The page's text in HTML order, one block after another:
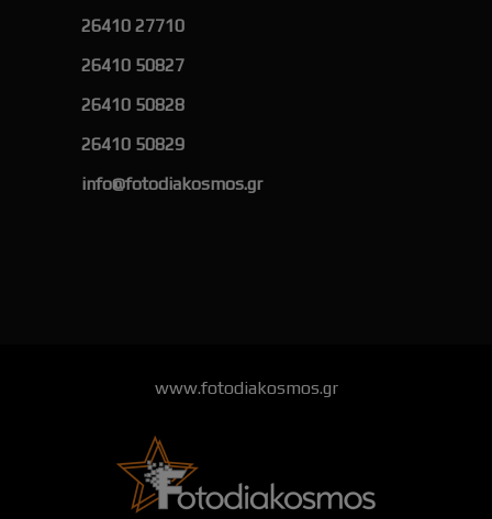
26410 27710
26410 50827
26410 50828
26410 50829
info@fotodiakosmos.gr
www.fotodiakosmos.gr